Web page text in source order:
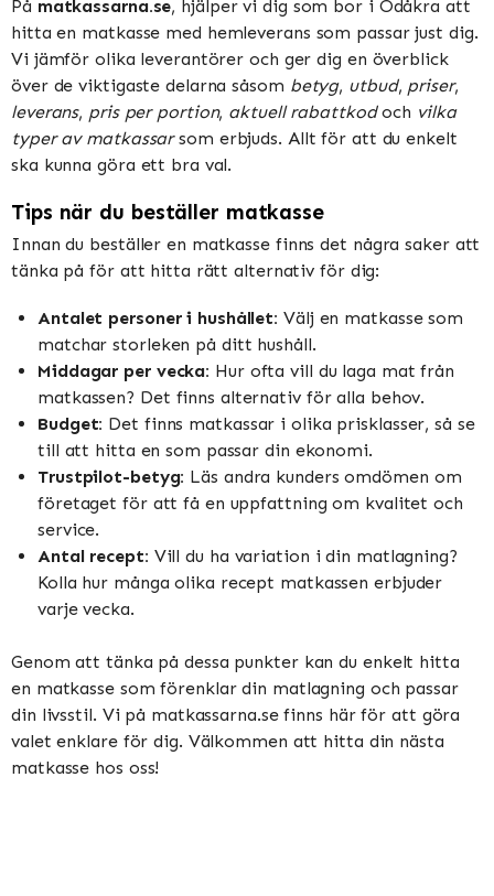
På matkassarna.se, hjälper vi dig som bor i Ödåkra att
hitta en matkasse med hemleverans som passar just dig.
Vi jämför olika leverantörer och ger dig en överblick
över de viktigaste delarna såsom betyg, utbud, priser,
leverans, pris per portion, aktuell rabattkodoch vilka
typer av matkassarsom erbjuds. Allt för att du enkelt
ska kunna göra ett bra val.
Tips när du beställer matkasse
Innan du beställer en matkasse finns det några saker att
tänka på för att hitta rätt alternativ för dig:
Antalet personer i hushållet: Välj en matkasse som
matchar storleken på ditt hushåll.
Middagar per vecka: Hur ofta vill du laga mat från
matkassen? Det finns alternativ för alla behov.
Budget: Det finns matkassar i olika prisklasser, så se
till att hitta en som passar din ekonomi.
Trustpilot-betyg: Läs andra kunders omdömen om
företaget för att få en uppfattning om kvalitet och
service.
Antal recept: Vill du ha variation i din matlagning?
Kolla hur många olika recept matkassen erbjuder
varje vecka.
Genom att tänka på dessa punkter kan du enkelt hitta
en matkasse som förenklar din matlagning och passar
din livsstil. Vi på matkassarna.se finns här för att göra
valet enklare för dig. Välkommen att hitta din nästa
matkasse hos oss!